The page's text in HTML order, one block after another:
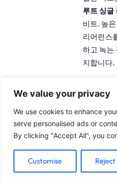
We value your privacy
We use cookies to enhance
serve personalised ads or
By clicking "Accept All", you
Customise Reject
루트 싱글
비트. 높
리어런스
하고 녹는
지합니다.
사용하여
틱을 절단
나요?
예, 하지만
CNC 비트